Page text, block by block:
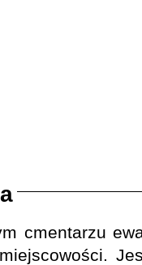
cmentarzu